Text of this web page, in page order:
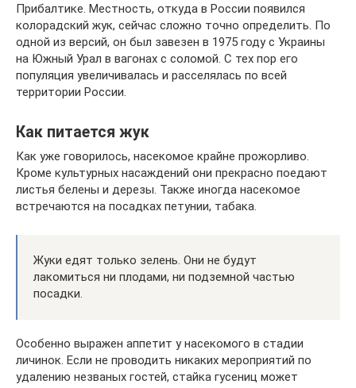
Прибалтике. Местность, откуда в России появился
колорадский жук, сейчас сложно точно определить. По
одной из версий, он был завезен в 1975 году с Украины
на Южный Урал в вагонах с соломой. С тех пор его
популяция увеличивалась и расселялась по всей
территории России.
Как питается жук
Как уже говорилось, насекомое крайне прожорливо.
Кроме культурных насаждений они прекрасно поедают
листья белены и дерезы. Также иногда насекомое
встречаются на посадках петунии, табака.
Жуки едят только зелень. Они не будут
лакомиться ни плодами, ни подземной частью
посадки.
Особенно выражен аппетит у насекомого в стадии
личинок. Если не проводить никаких мероприятий по
удалению незваных гостей, стайка гусениц может